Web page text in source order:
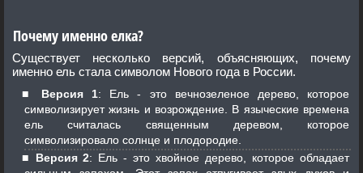
Почему именно елка?
Существует несколько версий, объясняющих, почему
именно ель стала символом Нового года в России.
Версия 1: Ель - это вечнозеленое дерево, которое
символизирует жизнь и возрождение. В языческие времена
ель считалась священным деревом, которое
символизировало солнце и плодородие.
Версия 2: Ель - это хвойное дерево, которое обладает